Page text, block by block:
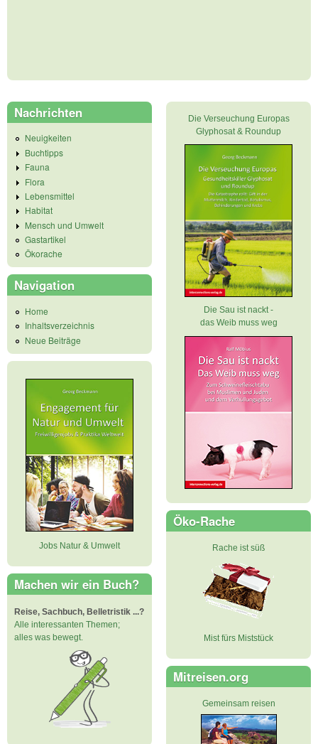
Nachrichten
Neuigkeiten
Buchtipps
Fauna
Flora
Lebensmittel
Habitat
Mensch und Umwelt
Gastartikel
Ökorache
Navigation
Home
Inhaltsverzeichnis
Neue Beiträge
Jobs Natur & Umwelt
Machen wir ein Buch?
Reise, Sachbuch, Belletristik ...?
Alle interessanten Themen;
alles was bewegt.
Die Verseuchung Europas
Glyphosat & Roundup
Die Sau ist nackt -
das Weib muss weg
Öko-Rache
Rache ist süß
Mist fürs Miststück
Mitreisen.org
Gemeinsam reisen